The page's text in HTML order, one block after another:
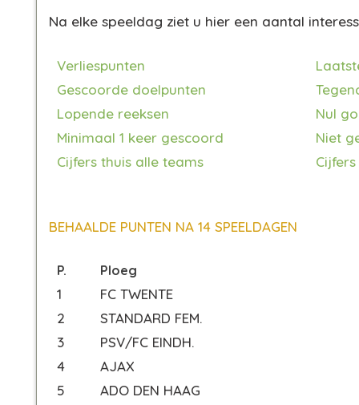
Na elke speeldag ziet u hier een aantal
Verliespunten
Gescoorde doelpunten
Lopende reeksen
Nul
Minimaal 1 keer gescoord
Niet
Cijfers thuis alle teams
BEHAALDE PUNTEN NA 14 SPEELDAGEN
P. Ploeg
1
FC TWENTE
2
STANDARD FEM.
3
PSV/FC EINDH.
4
AJAX
5
ADO DEN HAAG